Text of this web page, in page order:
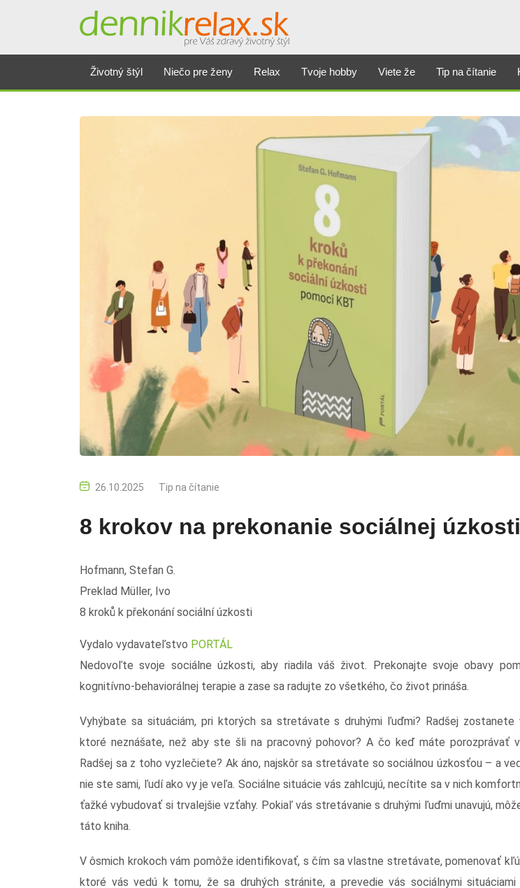
Životný štýl Niečo pre ženy Relax Tvoje hobby Viete že Tip na čítanie
26.10.2025 Tip na čítanie
8 krokov na prekonanie sociálnej úzkosti
Hofmann, Stefan G.
Preklad Müller, Ivo
8 kroků k překonání sociální úzkosti
Vydalo vydavateľstvo PORTÁL
Nedovoľte svoje sociálne úzkosti, aby riadila váš život. Prekonajte svoje obavy
kognitívno-behaviorálnej terapie a zase sa radujte zo všetkého, čo život prináša.
Vyhýbate sa situáciám, pri ktorých sa stretávate s druhými ľuďmi? Radšej zostanete
ktoré neznášate, než aby ste šli na pracovný pohovor? A čo keď máte porozprávať
Radšej sa z toho vyzlečiete? Ak áno, najskôr sa stretávate so sociálnou úzkosťou – a
nie ste sami, ľudí ako vy je veľa. Sociálne situácie vás zahlcujú, necítite sa v nich
ťažké vybudovať si trvalejšie vzťahy. Pokiaľ vás stretávanie s druhými ľuďmi unavujú,
táto kniha.
V ôsmich krokoch vám pomôže identifikovať, s čím sa vlastne stretávate, pomenovať
ktoré vás vedú k tomu, že sa druhých stránite, a prevedie vás sociálnymi situáciami